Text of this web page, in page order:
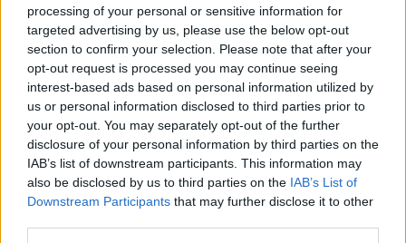
processing of your personal or sensitive information for
targeted advertising by us, please use the below opt-out
section to confirm your selection. Please note that after your
opt-out request is processed you may continue seeing
interest-based ads based on personal information utilized by
us or personal information disclosed to third parties prior to
your opt-out. You may separately opt-out of the further
disclosure of your personal information by third parties on the
IAB’s list of downstream participants. This information may
also be disclosed by us to third parties on the IAB’s List of
Downstream Participants that may further disclose it to other
TRENDING